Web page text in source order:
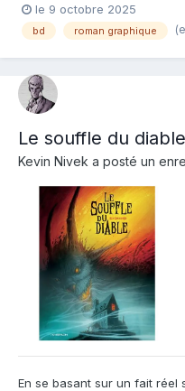
Résumé de l'album :
l'âme solitaire, qui a depuis
le 9 octobre 2025
bd roman graphique
Le souffle du diable
Kevin Nivek a posté un
En se basant sur un fait réel